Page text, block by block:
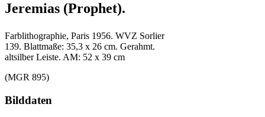
Jeremias (Prophet).
Farblithographie, Paris 1956. WVZ Sorlier
139. Blattmaße: 35,3 x 26 cm. Gerahmt.
altsilber Leiste. AM: 52 x 39 cm
(MGR 895)
Bilddaten